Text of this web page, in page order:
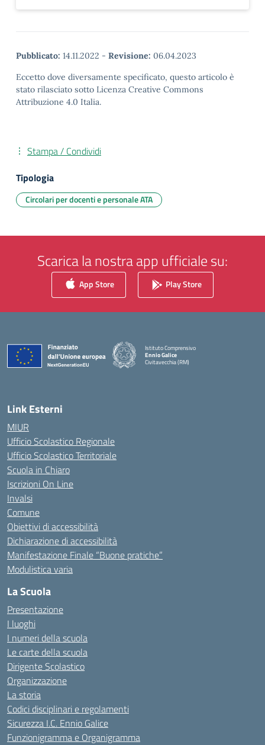
Pubblicato: 14.11.2022 - Revisione: 06.04.2023
Eccetto dove diversamente specificato, questo articolo è
stato rilasciato sotto Licenza Creative Commons
Attribuzione 4.0 Italia.
Stampa / Condividi
Tipologia
Circolari per docenti e personale ATA
Scarica la nostra app ufficiale su:
App Store Play Store
Istituto Comprensivo
Ennio Galice
Civitavecchia (RM)
Link Esterni
MIUR
Ufficio Scolastico Regionale
Ufficio Scolastico Territoriale
Scuola in Chiaro
Iscrizioni On Line
Invalsi
Comune
Obiettivi di accessibilità
Dichiarazione di accessibilità
Manifestazione Finale “Buone pratiche”
Modulistica varia
La Scuola
Presentazione
I luoghi
I numeri della scuola
Le carte della scuola
Dirigente Scolastico
Organizzazione
La storia
Codici disciplinari e regolamenti
Sicurezza I.C. Ennio Galice
Funzionigramma e Organigramma